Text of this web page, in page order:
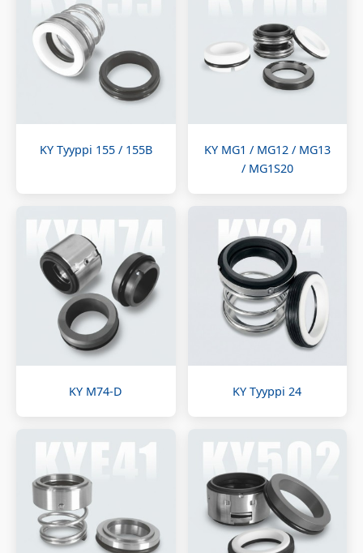
KY Tyyppi 155 / 155B
KY MG1 / MG12 / MG13
/ MG1S20
KY M74-D KY Tyyppi 24